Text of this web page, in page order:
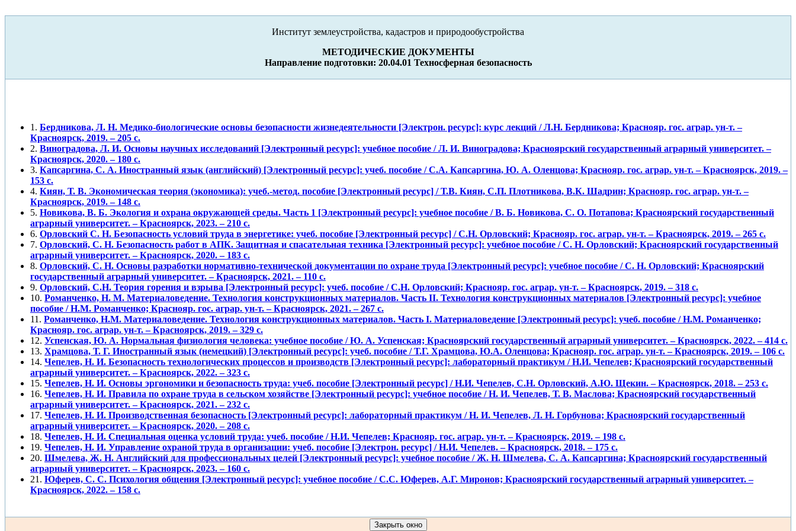
Институт землеустройства, кадастров и природообустройства
МЕТОДИЧЕСКИЕ ДОКУМЕНТЫ
Направление подготовки: 20.04.01 Техносферная безопасность
1. Бердникова, Л. Н. Медико-биологические основы безопасности жизнедеятельности [Электрон. ресурс]: курс лекций / Л.Н. Бердникова; Краснояр. гос. аграр. ун-т. –
Красноярск, 2019. – 205 с.
2. Виноградова, Л. И. Основы научных исследований [Электронный ресурс]: учебное пособие / Л. И. Виноградова; Красноярский государственный аграрный университет. –
Красноярск, 2020. – 180 с.
3. Капсаргина, С. А. Иностранный язык (английский) [Электронный ресурс]: учеб. пособие / С.А. Капсаргина, Ю. А. Оленцова; Краснояр. гос. аграр. ун-т. – Красноярск, 2019. –
153 с.
4. Киян, Т. В. Экономическая теория (экономика): учеб.-метод. пособие [Электронный ресурс] / Т.В. Киян, С.П. Плотникова, В.К. Шадрин; Краснояр. гос. аграр. ун-т. –
Красноярск, 2019. – 148 с.
5. Новикова, В. Б. Экология и охрана окружающей среды. Часть 1 [Электронный ресурс]: учебное пособие / В. Б. Новикова, С. О. Потапова; Красноярский государственный
аграрный университет. – Красноярск, 2023. – 210 с.
6. Орловский С. Н. Безопасность условий труда в энергетике: учеб. пособие [Электронный ресурс] / С.Н. Орловский; Краснояр. гос. аграр. ун-т. – Красноярск, 2019. – 265 с.
7. Орловский, С. Н. Безопасность работ в АПК. Защитная и спасательная техника [Электронный ресурс]: учебное пособие / С. Н. Орловский; Красноярский государственный
аграрный университет. – Красноярск, 2020. – 183 с.
8. Орловский, С. Н. Основы разработки нормативно-технической документации по охране труда [Электронный ресурс]: учебное пособие / С. Н. Орловский; Красноярский
государственный аграрный университет. – Красноярск, 2021. – 110 с.
9. Орловский, С.Н. Теория горения и взрыва [Электронный ресурс]: учеб. пособие / С.Н. Орловский; Краснояр. гос. аграр. ун-т. – Красноярск, 2019. – 318 с.
10. Романченко, Н. М. Материаловедение. Технология конструкционных материалов. Часть II. Технология конструкционных материалов [Электронный ресурс]: учебное
пособие / Н.М. Романченко; Краснояр. гос. аграр. ун-т. – Красноярск, 2021. – 267 с.
11. Романченко, Н.М. Материаловедение. Технология конструкционных материалов. Часть I. Материаловедение [Электронный ресурс]: учеб. пособие / Н.М. Романченко;
Краснояр. гос. аграр. ун-т. – Красноярск, 2019. – 329 с.
12. Успенская, Ю. А. Нормальная физиология человека: учебное пособие / Ю. А. Успенская; Красноярский государственный аграрный университет. – Красноярск, 2022. – 414 с.
13. Храмцова, Т. Г. Иностранный язык (немецкий) [Электронный ресурс]: учеб. пособие / Т.Г. Храмцова, Ю.А. Оленцова; Краснояр. гос. аграр. ун-т. – Красноярск, 2019. – 106 с.
14. Чепелев, Н. И. Безопасность технологических процессов и производств [Электронный ресурс]: лабораторный практикум / Н.И. Чепелев; Красноярский государственный
аграрный университет. – Красноярск, 2022. – 323 с.
15. Чепелев, Н. И. Основы эргономики и безопасность труда: учеб. пособие [Электронный ресурс] / Н.И. Чепелев, С.Н. Орловский, А.Ю. Щекин. – Красноярск, 2018. – 253 с.
16. Чепелев, Н. И. Правила по охране труда в сельском хозяйстве [Электронный ресурс]: учебное пособие / Н. И. Чепелев, Т. В. Маслова; Красноярский государственный
аграрный университет. – Красноярск, 2021. – 232 с.
17. Чепелев, Н. И. Производственная безопасность [Электронный ресурс]: лабораторный практикум / Н. И. Чепелев, Л. Н. Горбунова; Красноярский государственный
аграрный университет. – Красноярск, 2020. – 208 с.
18. Чепелев, Н. И. Специальная оценка условий труда: учеб. пособие / Н.И. Чепелев; Краснояр. гос. аграр. ун-т. – Красноярск, 2019. – 198 с.
19. Чепелев, Н. И. Управление охраной труда в организации: учеб. пособие [Электрон. ресурс] / Н.И. Чепелев. – Красноярск, 2018. – 175 с.
20. Шмелева, Ж. Н. Английский для профессиональных целей [Электронный ресурс]: учебное пособие / Ж. Н. Шмелева, С. А. Капсаргина; Красноярский государственный
аграрный университет. – Красноярск, 2023. – 160 с.
21. Юферев, С. С. Психология общения [Электронный ресурс]: учебное пособие / С.С. Юферев, А.Г. Миронов; Красноярский государственный аграрный университет. –
Красноярск, 2022. – 158 с.